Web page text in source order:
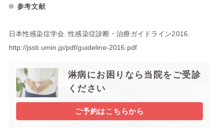
参考文献
日本性感染症学会. 性感染症診断・治療ガイドライン2016.
http://jssti.umin.jp/pdf/guideline-2016.pdf
淋病にお困りなら当院をご受診
ください
ご予約はこちらから